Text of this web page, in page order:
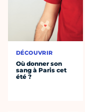
DÉCOUVRIR
Où donner son
sang à Paris cet
été ?